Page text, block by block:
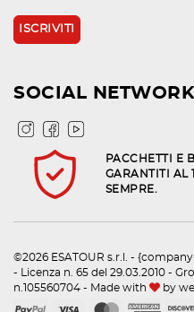
SOCIAL NETWORK
PACCHETTI E
GARANTITI AL
SEMPRE.
©2026 ESATOUR s.r.l. -
- Licenza n. 65 del 29.03.2010 -
n.105560704 - Made with
by